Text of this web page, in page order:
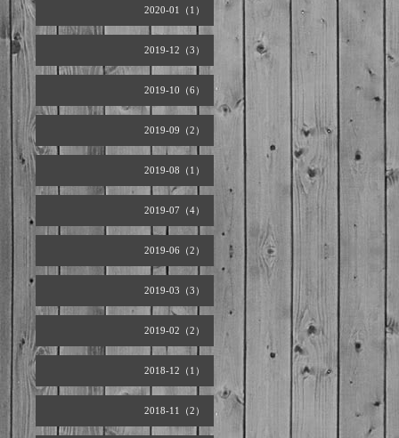
2020-01（1）
2019-12（3）
2019-10（6）
2019-09（2）
2019-08（1）
2019-07（4）
2019-06（2）
2019-03（3）
2019-02（2）
2018-12（1）
2018-11（2）